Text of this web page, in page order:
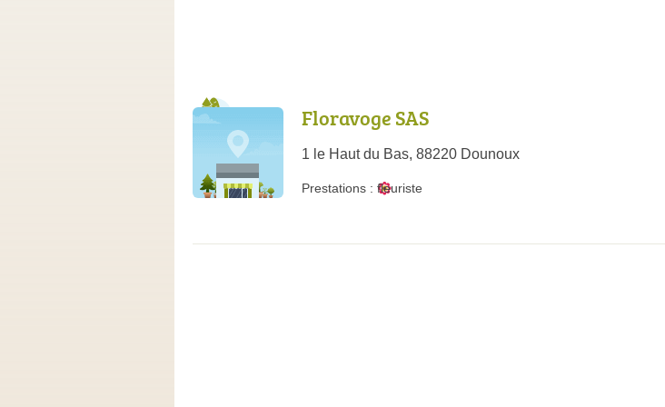
Floravoge SAS
1 le Haut du Bas, 88220 Dounoux
Prestations : fleuriste